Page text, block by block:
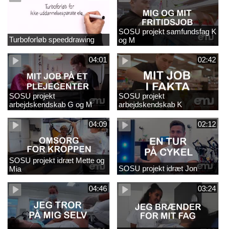
Turboforløb speeddrawing
SOSU projekt samfundsfag K
og M
04:01
SOSU projekt
arbejdskendskab G og M
02:42
SOSU projekt
arbejdskendskab K
04:09
SOSU projekt idræt Mette og
Mia
02:12
SOSU projekt idræt Jon
04:46 03:24